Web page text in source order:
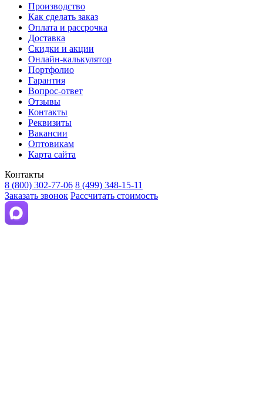
Производство
Как сделать заказ
Оплата и рассрочка
Доставка
Скидки и акции
Онлайн-калькулятор
Портфолио
Гарантия
Вопрос-ответ
Отзывы
Контакты
Реквизиты
Вакансии
Оптовикам
Карта сайта
Контакты
8 (800) 302-77-06 8 (499) 348-15-11
Заказать звонок Рассчитать стоимость